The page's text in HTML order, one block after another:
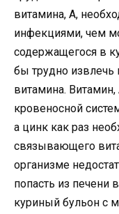
витамина, А,
инфекциями, чем
содержащегося в
бы трудно извлечь
витамина.
кровеносной
а цинк как раз
связывающего
организме
попасть из печени
куриный бульон с